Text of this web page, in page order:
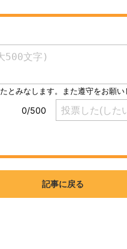
レクトロニクス専門サイト
記事に戻る